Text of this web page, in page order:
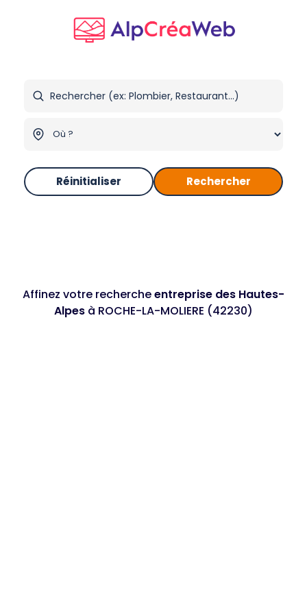
Réinitialiser Rechercher
Affinez votre rechercheentreprise des Hautes-
Alpes à ROCHE-LA-MOLIERE (42230)